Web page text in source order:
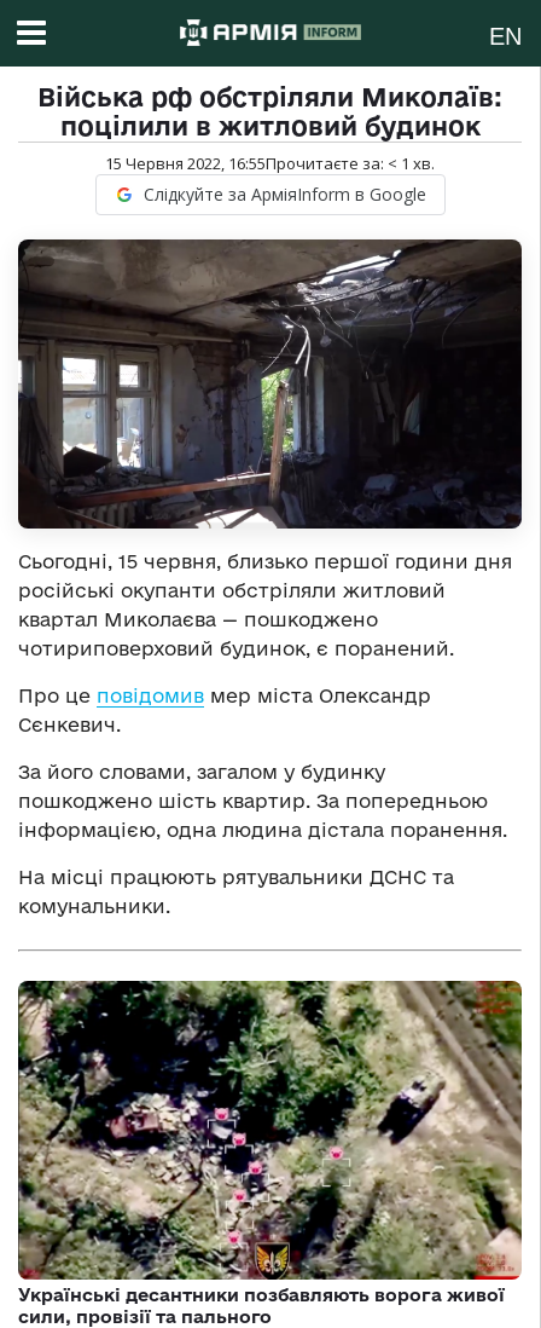
EN
Війська рф обстріляли Миколаїв:
поцілили в житловий будинок
15 Червня 2022, 16:55Прочитаєте за: < 1 хв.
Слідкуйте за АрміяInform в Google
Сьогодні, 15 червня, близько першої години дня
російські окупанти обстріляли житловий
квартал Миколаєва — пошкоджено
чотириповерховий будинок, є поранений.
Про це повідомив мер міста Олександр
Сєнкевич.
За його словами, загалом у будинку
пошкоджено шість квартир. За попередньою
інформацією, одна людина дістала поранення.
На місці працюють рятувальники ДСНС та
комунальники.
Українські десантники позбавляють ворога живої
сили, провізії та пального